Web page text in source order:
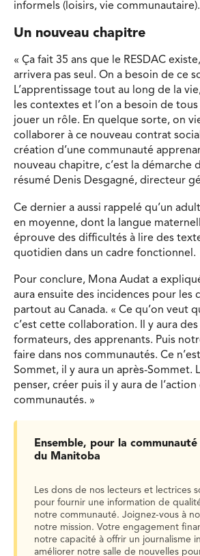
informels (loisirs, vie communautaire).
Un nouveau chapitre
« Ça fait 35 ans que le RESDAC
arrivera pas seul. On a besoin de ce
L’apprentissage tout au long de la
les contextes et l’on a besoin de
jouer un rôle. En quelque sorte, on
collaborer à ce nouveau contrat
création d’une communauté
nouveau chapitre, c’est la démarche
résumé Denis Desgagné, directeur
Ce dernier a aussi rappelé qu’un
en moyenne, dont la langue
éprouve des difficultés à lire des
quotidien dans un cadre fonctionnel.
Pour conclure, Mona Audat a
aura ensuite des incidences pour les
partout au Canada. « Ce qu’on veut
c’est cette collaboration. Il y aura
formateurs, des apprenants. Puis
faire dans nos communautés. Ce
Sommet, il y aura un après-Sommet.
penser, créer puis il y aura de l’action
communautés. »
Ensemble, pour la
du Manitoba
Les dons de nos lecteurs et lectrices
pour fournir une information de
notre communauté. Joignez-vous à
notre mission. Votre engagement
notre capacité à offrir un journalisme
améliorer notre salle de nouvelles